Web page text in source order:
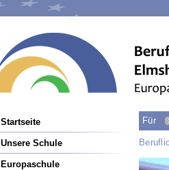
Für
Navigation
Startseite
Unsere Schule
Europaschule